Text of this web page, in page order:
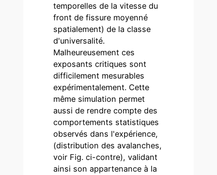
temporelles de la vitesse du
front de fissure moyenné
spatialement) de la classe
d'universalité.
Malheureusement ces
exposants critiques sont
difficilement mesurables
expérimentalement. Cette
même simulation permet
aussi de rendre compte des
comportements statistiques
observés dans l'expérience,
(distribution des avalanches,
voir Fig. ci-contre), validant
ainsi son appartenance à la